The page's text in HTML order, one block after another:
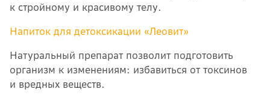
к стройному и красивому телу.
Напиток для детоксикации «Леовит»
Натуральный препарат позволит подготовить
организм к изменениям: избавиться от токсинов
и вредных веществ.